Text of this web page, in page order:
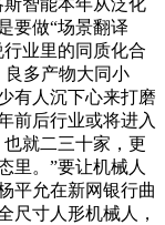
要做“场景翻译
业里的同质化合
良多产物大同小
有人沉下心来打磨
前后行业或将进入
就二三十家，更
里。”要让机械人
平允在新网银行曲
尺寸人形机械人，